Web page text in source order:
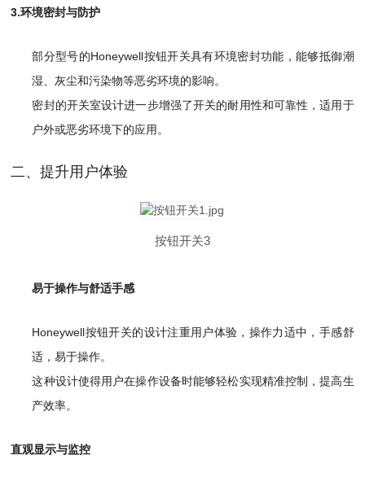
3.环境密封与防护
部分型号的Honeywell按钮开关具有环境密封功能，能够抵御潮
湿、灰尘和污染物等恶劣环境的影响。
密封的开关室设计进一步增强了开关的耐用性和可靠性，适用于
户外或恶劣环境下的应用。
二、提升用户体验
按钮开关3
易于操作与舒适手感
Honeywell按钮开关的设计注重用户体验，操作力适中，手感舒
适，易于操作。
这种设计使得用户在操作设备时能够轻松实现精准控制，提高生
产效率。
直观显示与监控